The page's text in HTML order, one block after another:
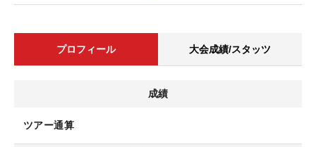
プロフィール 大会成績/スタッツ
成績
ツアー通算